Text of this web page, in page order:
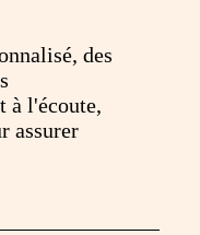
des
à l'écoute,
assurer